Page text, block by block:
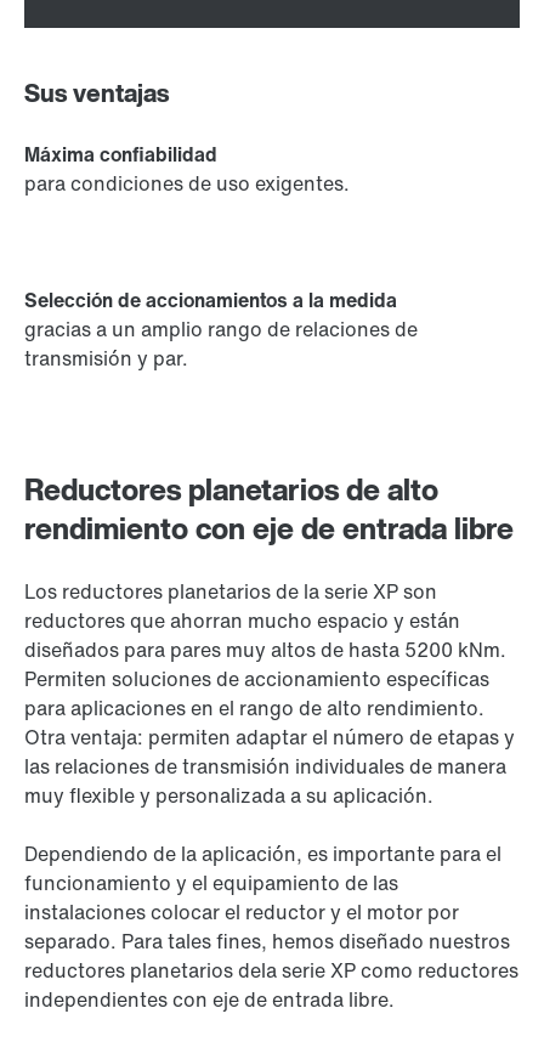
Reductores planetarios de alto
rendimiento con eje de entrada libre
Los reductores planetarios de la serie XP son
reductores que ahorran mucho espacio y están
diseñados para pares muy altos de hasta 5200 kNm.
Permiten soluciones de accionamiento específicas
para aplicaciones en el rango de alto rendimiento.
Otra ventaja: permiten adaptar el número de etapas y
las relaciones de transmisión individuales de manera
muy flexible y personalizada a su aplicación.
Dependiendo de la aplicación, es importante para el
funcionamiento y el equipamiento de las
instalaciones colocar el reductor y el motor por
separado. Para tales fines, hemos diseñado nuestros
reductores planetarios dela serie XPcomo reductores
independientes con eje de entrada libre.
Sus ventajas
Máxima confiabilidad
para condiciones de uso exigentes.
Selección de accionamientos a la medida
gracias a un amplio rango de relaciones de
transmisión y par.